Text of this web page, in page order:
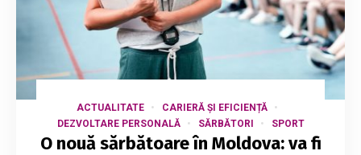
ACTUALITATE
CARIERĂ ȘI EFICIENȚĂ
DEZVOLTARE PERSONALĂ
SĂRBĂTORI SPORT
O nouă sărbătoare în Moldova: va fi